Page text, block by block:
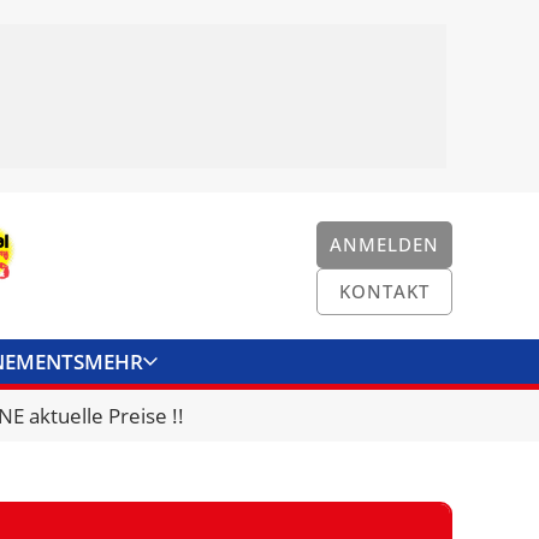
ANMELDEN
KONTAKT
MEHR
KONTAKT
aktuelle Preise !!